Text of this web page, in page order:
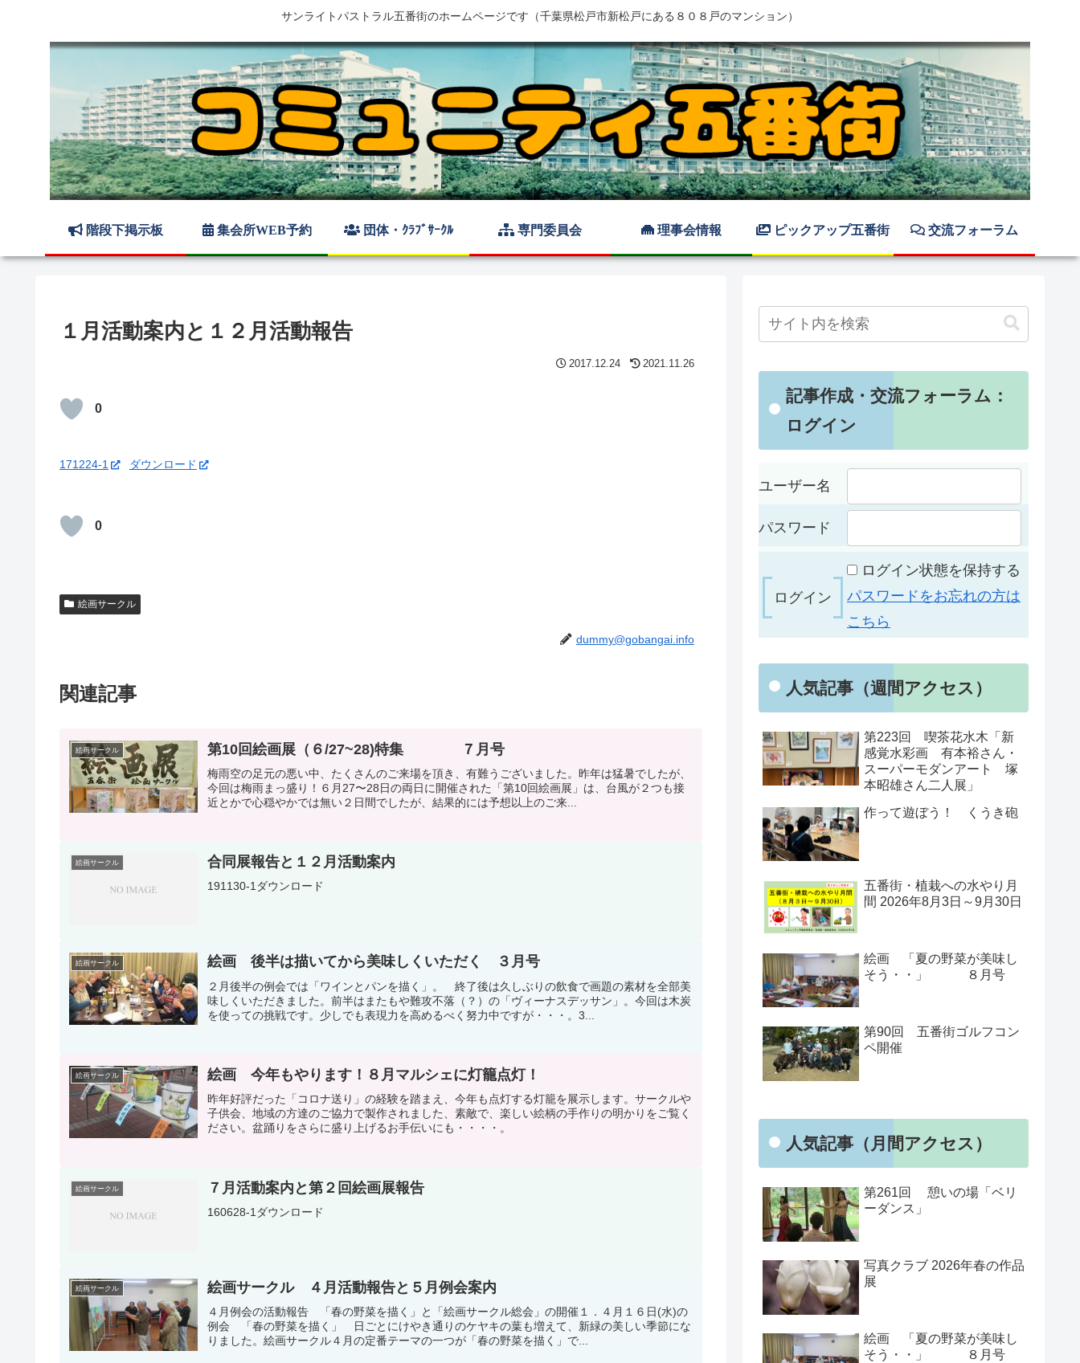
サンライトパストラル五番街のホームページです（千葉県松戸市新松戸にある８０８戸のマンション）
階段下掲示板 集会所WEB予約 団体・ｸﾗﾌﾞｻｰｸﾙ 専門委員会 理事会情報 ピックアップ五番街 交流フォーラム
１月活動案内と１２月活動報告
2017.12.24 2021.11.26
0
171224-1 ダウンロード
0
絵画サークル
dummy@gobangai.info
関連記事
絵画サークル 第10回絵画展（６/27~28)特集 ７月号
梅雨空の足元の悪い中、たくさんのご来場を頂き、有難うございました。昨年は猛暑でしたが、
今回は梅雨まっ盛り！６月27〜28日の両日に開催された「第10回絵画展」は、台風が２つも接
近とかで心穏やかでは無い２日間でしたが、結果的には予想以上のご来...
絵画サークル 合同展報告と１２月活動案内
191130-1ダウンロード
絵画サークル 絵画 後半は描いてから美味しくいただく ３月号
２月後半の例会では「ワインとパンを描く」。 終了後は久しぶりの飲食で画題の素材を全部美
味しくいただきました。前半はまたもや難攻不落（？）の「ヴィーナスデッサン」。今回は木炭
を使っての挑戦です。少しでも表現力を高めるべく努力中ですが・・・。3...
絵画サークル 絵画 今年もやります！８月マルシェに灯籠点灯！
昨年好評だった「コロナ送り」の経験を踏まえ、今年も点灯する灯籠を展示します。サークルや
子供会、地域の方達のご協力で製作されました、素敵で、楽しい絵柄の手作りの明かりをご覧く
ださい。盆踊りをさらに盛り上げるお手伝いにも・・・・。
絵画サークル ７月活動案内と第２回絵画展報告
160628-1ダウンロード
絵画サークル 絵画サークル ４月活動報告と５月例会案内
４月例会の活動報告 「春の野菜を描く」と「絵画サークル総会」の開催１．４月１６日(水)の
例会 「春の野菜を描く」 日ごとにけやき通りのケヤキの葉も増えて、新緑の美しい季節にな
りました。絵画サークル４月の定番テーマの一つが「春の野菜を描く」で...
記事作成・交流フォーラム：
ログイン
ユーザー名
パスワード
ログイン状態を保持する
パスワードをお忘れの方は
こちら
人気記事（週間アクセス）
第223回 喫茶花水木「新
感覚水彩画 有本裕さん・
スーパーモダンアート 塚
本昭雄さん二人展」
作って遊ぼう！ くうき砲
五番街・植栽への水やり月
間 2026年8月3日～9月30日
絵画 「夏の野菜が美味し
そう・・」 ８月号
第90回 五番街ゴルフコン
ペ開催
人気記事（月間アクセス）
第261回 憩いの場「ベリ
ーダンス」
写真クラブ 2026年春の作品
展
絵画 「夏の野菜が美味し
そう・・」 ８月号